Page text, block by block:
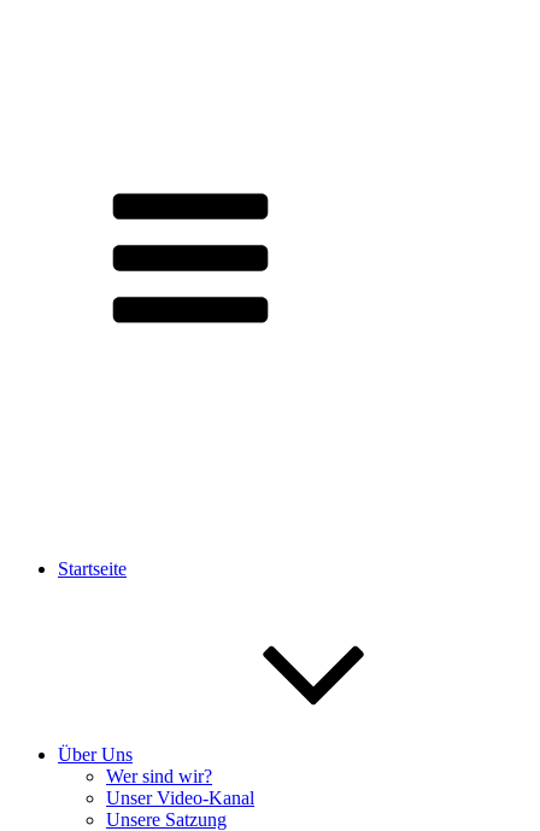
Startseite
Über Uns
Wer sind wir?
Unser Video-Kanal
Unsere Satzung